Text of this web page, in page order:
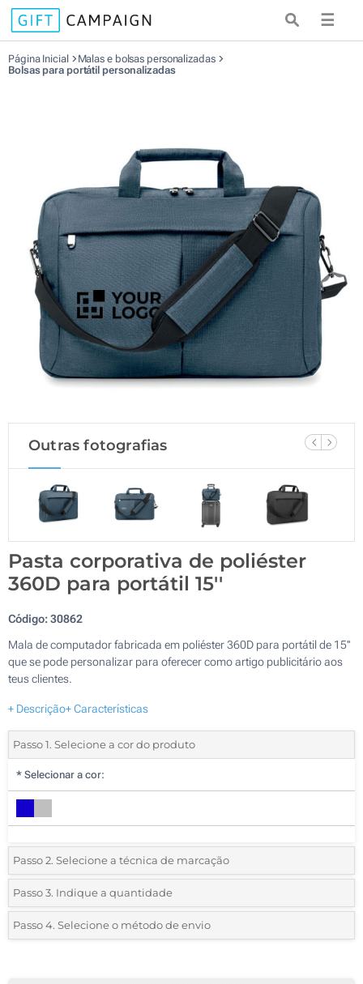
☰
Página Inicial
Malas e bolsas personalizadas
Bolsas para portátil personalizadas
Outras fotografias
Pasta corporativa de poliéster
360D para portátil 15''
Código:30862
Mala de computador fabricada em poliéster 360D para portátil de 15''
que se pode personalizar para oferecer como artigo publicitário aos
teus clientes.
+ Descrição+ Características
Passo 1. Selecione a cor do produto
* Selecionar a cor:
Passo 2. Selecione a técnica de marcação
*Selecione o tipo de marcação e as cores do logotipo:
1 Cor (Num lado)
Passo 3. Indique a quantidade
*Quantidade mínima:5
Passo 4. Selecione o método de envio